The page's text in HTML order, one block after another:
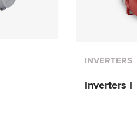
INVERTERS
Inverters I